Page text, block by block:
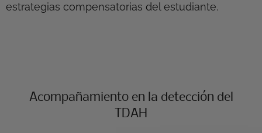
estrategias compensatorias del estudiante.
Acompañamiento en la detección del
TDAH​